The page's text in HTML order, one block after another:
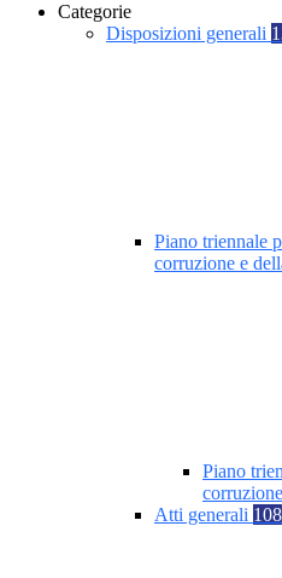
Categorie
Disposizioni generali
Piano triennale
corruzione e
Piano
Atti generali 108